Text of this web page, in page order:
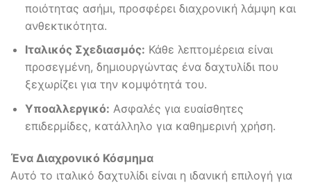
ποιότητας ασήμι, προσφέρει διαχρονική λάμψη και
ανθεκτικότητα.
Ιταλικός Σχεδιασμός: Κάθε λεπτομέρεια είναι
προσεγμένη, δημιουργώντας ένα δαχτυλίδι που
ξεχωρίζει για την κομψότητά του.
Υποαλλεργικό: Ασφαλές για ευαίσθητες
επιδερμίδες, κατάλληλο για καθημερινή χρήση.
Ένα Διαχρονικό Κόσμημα
Αυτό το ιταλικό δαχτυλίδι είναι η ιδανική επιλογή για